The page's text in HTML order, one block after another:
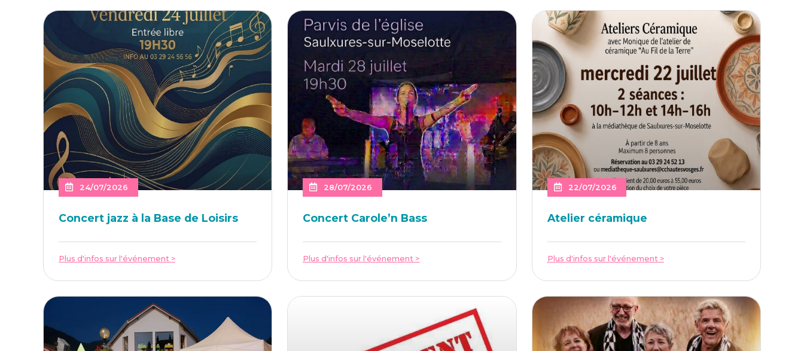
24/07/2026
Concert jazz à la Base de Loisirs
Plus d'infos sur l'événement >
28/07/2026
Concert Caro­le’n Bass
Plus d'infos sur l'événement >
22/07/2026
Ate­lier céramique
Plus d'infos sur l'événement >